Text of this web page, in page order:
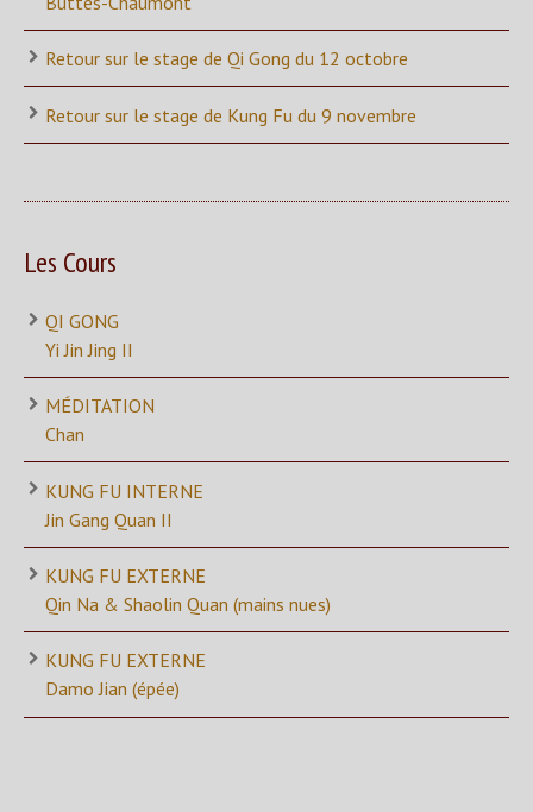
Retour sur le stage de Qi Gong du 12 octobre
Retour sur le stage de Kung Fu du 9 novembre
Les Cours
QI GONG
Yi Jin Jing II
MÉDITATION
Chan
KUNG FU INTERNE
Jin Gang Quan II
KUNG FU EXTERNE
Qin Na & Shaolin Quan (mains nues)
KUNG FU EXTERNE
Damo Jian (épée)